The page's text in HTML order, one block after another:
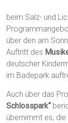
beim Salz- und
über den am
Auftritt des
deutscher
im Badepark
Auch über das
Schlosspark“
übernimmt es,